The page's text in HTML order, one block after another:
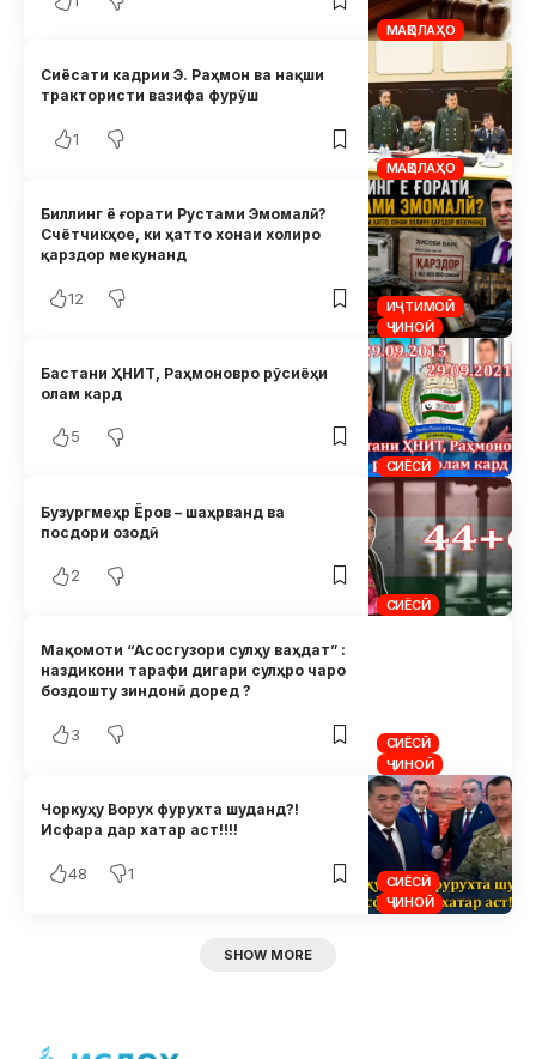
МАҚОЛАҲО
МАҚОЛАҲО
Сиёсати кадрии Э. Раҳмон ва нақши
трактористи вазифа фурӯш
1
ИҶТИМОӢ
ҶИНОӢ
Биллинг ё ғорати Рустами Эмомалӣ?
Счётчикҳое, ки ҳатто хонаи холиро
қарздор мекунанд
12
СИЁСӢ
Бастани ҲНИТ, Раҳмоновро рӯсиёҳи
олам кард
5
СИЁСӢ
Бузургмеҳр Ёров – шаҳрванд ва
посдори озодӣ
2
СИЁСӢ
ҶИНОӢ
Мақомоти “Асосгузори сулҳу ваҳдат” :
наздикони тарафи дигари сулҳро чаро
боздошту зиндонӣ доред ?
3
СИЁСӢ
ҶИНОӢ
Чоркуҳу Ворух фурухта шуданд?!
Исфара дар хатар аст!!!!
48 1
SHOW MORE